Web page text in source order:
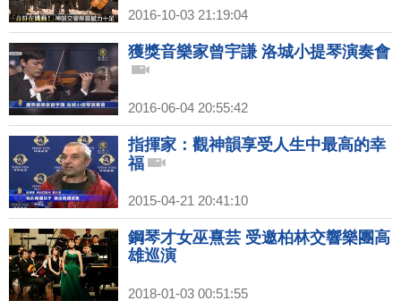
2016-10-03 21:19:04
獲獎音樂家曾宇謙 洛城小提琴演奏會
2016-06-04 20:55:42
指揮家：觀神韻享受人生中最高的幸
福
2015-04-21 20:41:10
鋼琴才女巫熹芸 受邀柏林交響樂團高
雄巡演
2018-01-03 00:51:55